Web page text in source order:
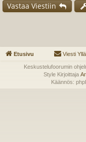
Vastaa Viestiin
Etusivu Viesti
Keskustelufoorumin
Style Kirjoittaja
Käännös: